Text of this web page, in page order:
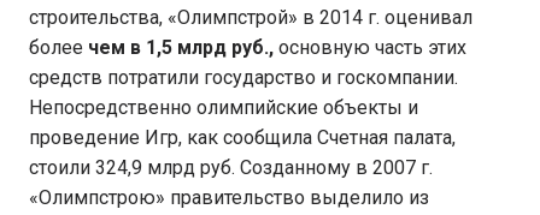
строительства, «Олимпстрой» в 2014 г. оценивал
более чем в 1,5 млрд руб., основную часть этих
средств потратили государство и госкомпании.
Непосредственно олимпийские объекты и
проведение Игр, как сообщила Счетная палата,
стоили 324,9 млрд руб. Созданному в 2007 г.
«Олимпстрою» правительство выделило из